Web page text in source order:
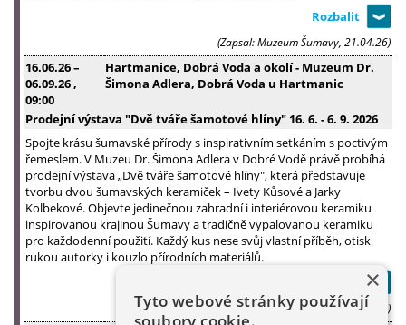
(Zapsal: Muzeum Šumavy, 21.04.26)
16.06.26–
06.09.26 ,
09:00
Hartmanice, Dobrá Voda a okolí - Muzeum Dr.
Šimona Adlera, Dobrá Voda u Hartmanic
Prodejní výstava "Dvě tváře šamotové hlíny" 16. 6. - 6. 9. 2026
Spojte krásu šumavské přírody s inspirativním setkáním s poctivým
řemeslem. V Muzeu Dr. Šimona Adlera v Dobré Vodě právě probíhá
prodejní výstava „Dvě tváře šamotové hlíny", která představuje
tvorbu dvou šumavských keramiček – Ivety Kůsové a Jarky
Kolbekové. Objevte jedinečnou zahradní i interiérovou keramiku
inspirovanou krajinou Šumavy a tradičně vypalovanou keramiku
pro každodenní použití. Každý kus nese svůj vlastní příběh, otisk
rukou autorky i kouzlo přírodních materiálů.
(Zapsal: Muzeum Šumavy, 15.06.26)
×
Tyto webové stránky používají